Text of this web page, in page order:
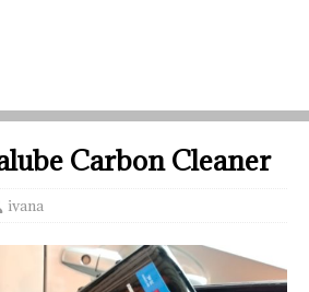
Carbon Cleaner
ivana